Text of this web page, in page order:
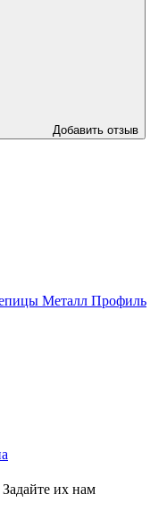
Добавить отзыв
Металл Профиль
их нам